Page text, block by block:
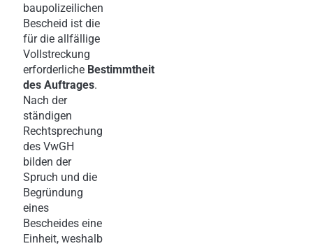
baupolizeilichen
Bescheid ist die
für die allfällige
Vollstreckung
erforderliche Bestimmtheit
des Auftrages.
Nach der
ständigen
Rechtsprechung
des VwGH
bilden der
Spruch und die
Begründung
eines
Bescheides eine
Einheit, weshalb